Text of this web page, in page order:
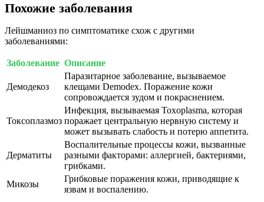
Похожие заболевания
Лейшманиоз по симптоматике схож с другими
заболеваниями:
Заболевание Описание
Демодекоз
Паразитарное заболевание, вызываемое
клещами Demodex. Поражение кожи
сопровождается зудом и покраснением.
Токсоплазмоз
Инфекция, вызываемая Toxoplasma, которая
поражает центральную нервную систему и
может вызывать слабость и потерю аппетита.
Дерматиты
Воспалительные процессы кожи, вызванные
разными факторами: аллергией, бактериями,
грибками.
Микозы
Грибковые поражения кожи, приводящие к
язвам и воспалению.